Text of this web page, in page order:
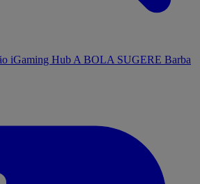
iGaming Hub A BOLA SUGERE Barba